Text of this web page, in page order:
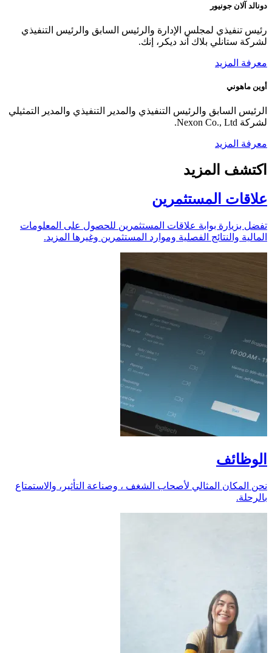
دونالد آلان جونيور
رئيس تنفيذي لمجلس الإدارة والرئيس السابق والرئيس التنفيذي
لشركة ستانلي بلاك آند ديكر، إنك.
معرفة المزيد
أوين ماهوني
الرئيس السابق والرئيس التنفيذي والمدير التنفيذي والمدير التمثيلي
لشركة Nexon Co., Ltd.
معرفة المزيد
اكتشف المزيد
علاقات المستثمرين
تفضل بزيارة بوابة علاقات المستثمرين للحصول على المعلومات
المالية والنتائج الفصلية وموارد المستثمرين وغيرها المزيد.
الوظائف
نحن المكان المثالي لأصحاب الشغف ، وصناعة التأثير، والاستمتاع
بالرحلة.